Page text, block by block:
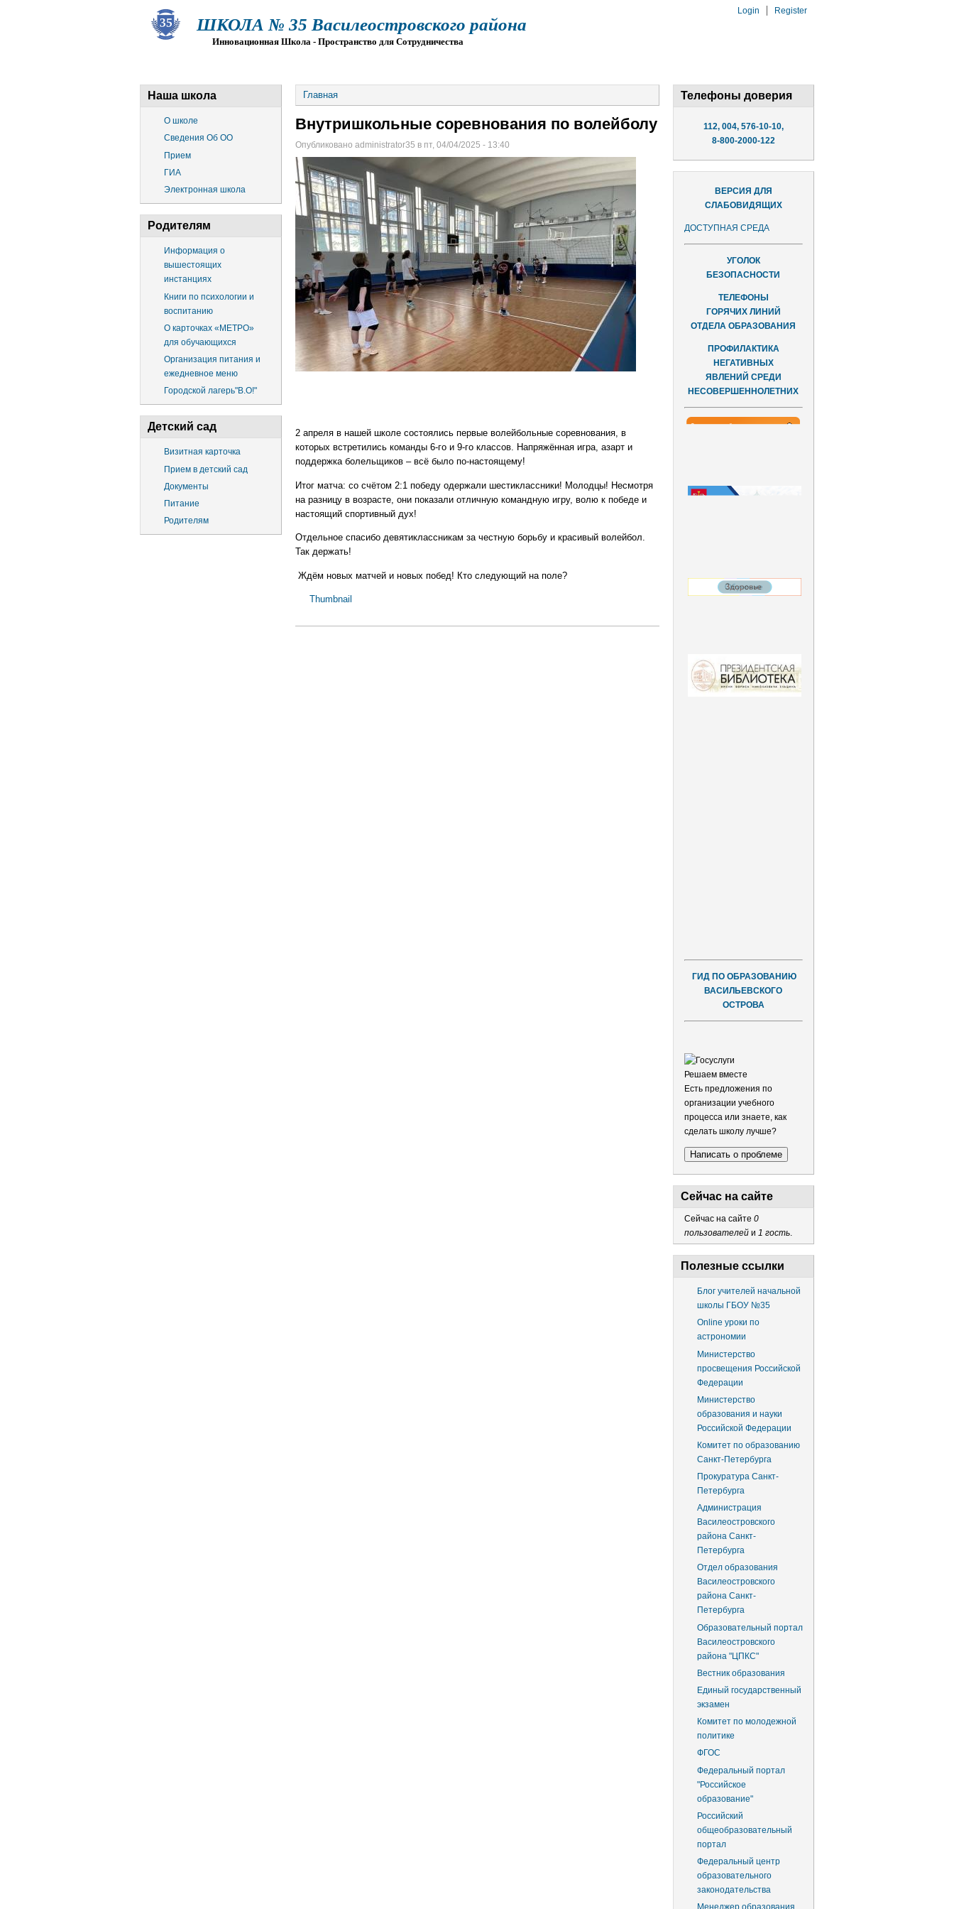
ШКОЛА № 35 Василеостровского района
Инновационная Школа - Пространство для Сотрудничества
Login Register
Наша школа
О школе
Сведения Об ОО
Прием
ГИА
Электронная школа
Родителям
Информация о
вышестоящих
инстанциях
Книги по психологии и
воспитанию
О карточках «МЕТРО»
для обучающихся
Организация питания и
ежедневное меню
Городской лагерь"В.О!"
Детский сад
Визитная карточка
Прием в детский сад
Документы
Питание
Родителям
Главная
Внутришкольные соревнования по волейболу
Опубликовано administrator35 в пт, 04/04/2025 - 13:40
2 апреля в нашей школе состоялись первые волейбольные соревнования, в
которых встретились команды 6-го и 9-го классов. Напряжённая игра, азарт и
поддержка болельщиков – всё было по-настоящему!
Итог матча: со счётом 2:1 победу одержали шестиклассники! Молодцы! Несмотря
на разницу в возрасте, они показали отличную командную игру, волю к победе и
настоящий спортивный дух!
Отдельное спасибо девятиклассникам за честную борьбу и красивый волейбол.
Так держать!
Ждём новых матчей и новых побед! Кто следующий на поле?
Thumbnail
Телефоны доверия
112, 004, 576-10-10,
8-800-2000-122
ВЕРСИЯ ДЛЯ
СЛАБОВИДЯЩИХ
ДОСТУПНАЯ СРЕДА
УГОЛОК
БЕЗОПАСНОСТИ
ТЕЛЕФОНЫ
ГОРЯЧИХ ЛИНИЙ
ОТДЕЛА ОБРАЗОВАНИЯ
ПРОФИЛАКТИКА
НЕГАТИВНЫХ
ЯВЛЕНИЙ СРЕДИ
НЕСОВЕРШЕННОЛЕТНИХ
ГИД ПО ОБРАЗОВАНИЮ
ВАСИЛЬЕВСКОГО
ОСТРОВА
Решаем вместе
Есть предложения по
организации учебного
процесса или знаете, как
сделать школу лучше?
Написать о проблеме
Сейчас на сайте
Сейчас на сайте 0
пользователейи 1 гость.
Полезные ссылки
Блог учителей начальной
школы ГБОУ №35
Online уроки по
астрономии
Министерство
просвещения Российской
Федерации
Министерство
образования и науки
Российской Федерации
Комитет по образованию
Санкт-Петербурга
Прокуратура Санкт-
Петербурга
Администрация
Василеостровского
района Санкт-
Петербурга
Отдел образования
Василеостровского
района Санкт-
Петербурга
Образовательный портал
Василеостровского
района "ЦПКС"
Вестник образования
Единый государственный
экзамен
Комитет по молодежной
политике
ФГОС
Федеральный портал
"Российское
образование"
Российский
общеобразовательный
портал
Федеральный центр
образовательного
законодательства
Менеджер образования